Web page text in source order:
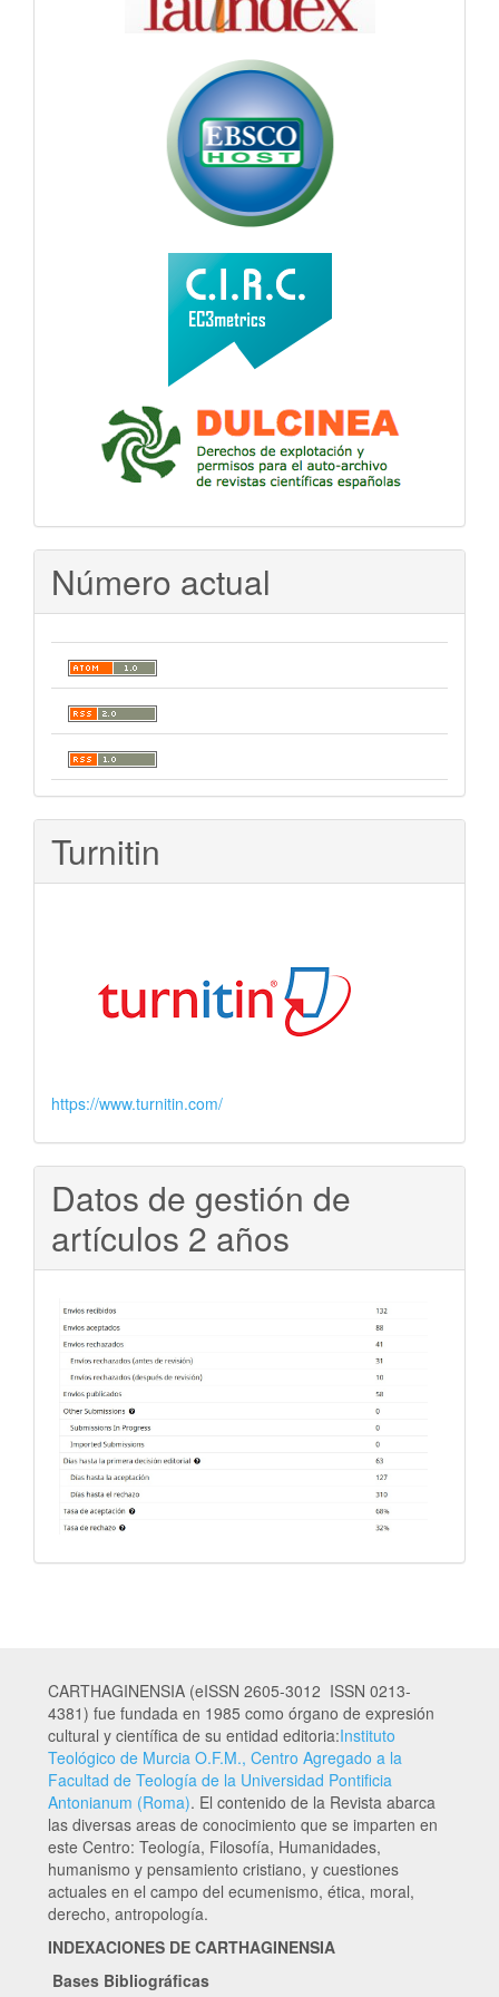
Número actual
Turnitin
https://www.turnitin.com/
Datos de gestión de
artículos 2 años
CARTHAGINENSIA (eISSN 2605-3012 ISSN 0213-
4381) fue fundada en 1985 como órgano de expresión
cultural y científica de su entidad editoria:Instituto
Teológico de Murcia O.F.M., Centro Agregado a la
Facultad de Teología de la Universidad Pontificia
Antonianum (Roma). El contenido de la Revista abarca
las diversas areas de conocimiento que se imparten en
este Centro: Teología, Filosofía, Humanidades,
humanismo y pensamiento cristiano, y cuestiones
actuales en el campo del ecumenismo, ética, moral,
derecho, antropología.
INDEXACIONES DE CARTHAGINENSIA
Bases Bibliográficas